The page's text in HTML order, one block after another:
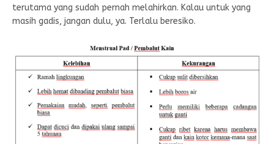
terutama yang sudah pernah melahirkan. Kalau untuk yang
masih gadis, jangan dulu, ya. Terlalu beresiko.